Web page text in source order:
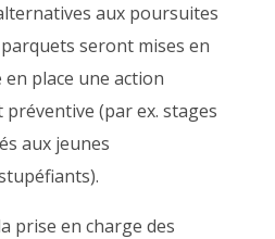
aux poursuites
seront mises en
place une action
préventive (par ex. stages
aux jeunes
prise en charge des